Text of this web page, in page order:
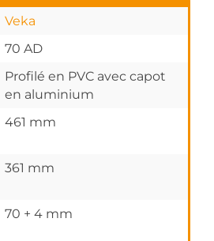
Veka
70 AD
Profilé en PVC avec capot
en aluminium
461 mm
361 mm
70 + 4 mm